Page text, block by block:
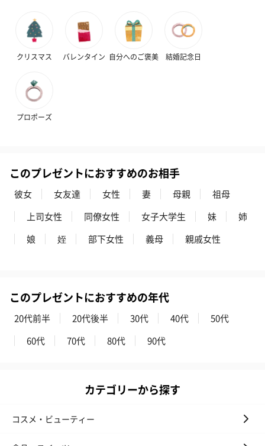
クリスマス バレンタイン 自分へのご褒美 結婚記念日
プロポーズ
このプレゼントにおすすめのお相手
彼女 女友達 女性 妻 母親
祖母
上司女性
同僚女性 女子大学生 妹
姉
娘
姪 部下女性 義母 親戚女性
このプレゼントにおすすめの年代
20代前半 20代後半 30代 40代
50代
60代
70代 80代 90代
カテゴリーから探す
コスメ・ビューティー